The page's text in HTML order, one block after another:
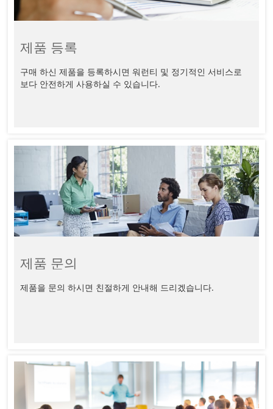
제품 등록
구매 하신 제품을 등록하시면 워런티 및 정기적인 서비스로
보다 안전하게 사용하실 수 있습니다.
제품 문의
제품을 문의 하시면 친절하게 안내해 드리겠습니다.